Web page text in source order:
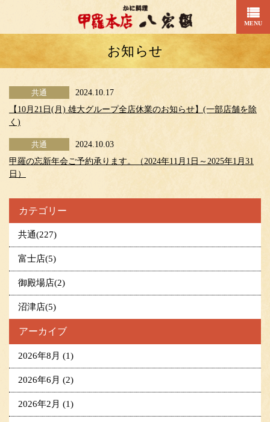
MENU
お知らせ
共通
2024.10.17
【10月21日(月) 雄大グループ全店休業のお知らせ】(一部店舗を除
く)
共通
2024.10.03
甲羅の忘新年会ご予約承ります。（2024年11月1日～2025年1月31
日）
カテゴリー
共通(227)
富士店(5)
御殿場店(2)
沼津店(5)
アーカイブ
2026年8月 (1)
2026年6月 (2)
2026年2月 (1)